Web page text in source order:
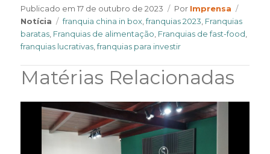
Publicado em17 de outubro de 2023 Por Author
Imprensa
Notícia
Tags
franquia china in box ,franquias 2023 Franquias
baratas Franquias de alimentação Franquias de fast-food
franquias lucrativas ,franquias para investir
Matérias Relacionadas